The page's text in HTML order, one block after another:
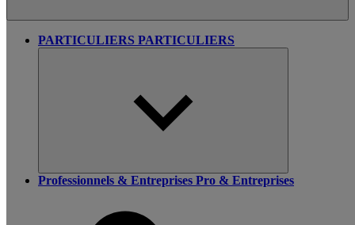
PARTICULIERS PARTICULIERS
Professionnels & Entreprises Pro & Entreprises